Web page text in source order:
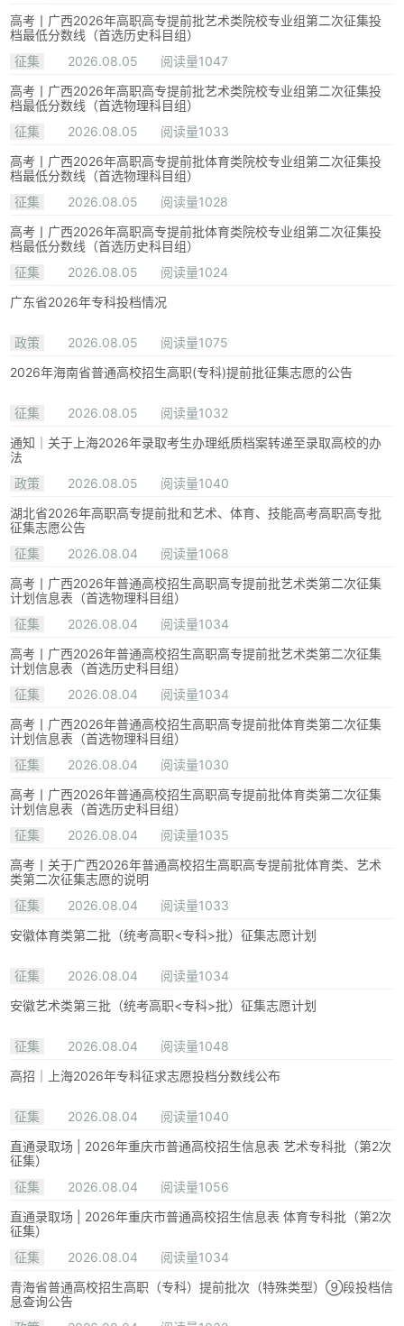
高考丨广西2026年高职高专提前批艺术类院校专业组第二次征集投
档最低分数线（首选历史科目组）
征集
2026.08.05
阅读量1047
高考丨广西2026年高职高专提前批艺术类院校专业组第二次征集投
档最低分数线（首选物理科目组）
征集
2026.08.05
阅读量1033
高考丨广西2026年高职高专提前批体育类院校专业组第二次征集投
档最低分数线（首选物理科目组）
征集
2026.08.05
阅读量1028
高考丨广西2026年高职高专提前批体育类院校专业组第二次征集投
档最低分数线（首选历史科目组）
征集
2026.08.05
阅读量1024
广东省2026年专科投档情况
政策 2026.08.05
阅读量1075
2026年海南省普通高校招生高职(专科)提前批征集志愿的公告
征集 2026.08.05
阅读量1032
通知｜关于上海2026年录取考生办理纸质档案转递至录取高校的办
法
政策
2026.08.05
阅读量1040
湖北省2026年高职高专提前批和艺术、体育、技能高考高职高专批
征集志愿公告
征集
2026.08.04
阅读量1068
高考丨广西2026年普通高校招生高职高专提前批艺术类第二次征集
计划信息表（首选物理科目组）
征集
2026.08.04
阅读量1034
高考丨广西2026年普通高校招生高职高专提前批艺术类第二次征集
计划信息表（首选历史科目组）
征集
2026.08.04
阅读量1034
高考丨广西2026年普通高校招生高职高专提前批体育类第二次征集
计划信息表（首选物理科目组）
征集
2026.08.04
阅读量1030
高考丨广西2026年普通高校招生高职高专提前批体育类第二次征集
计划信息表（首选历史科目组）
征集
2026.08.04
阅读量1035
高考丨关于广西2026年普通高校招生高职高专提前批体育类、艺术
类第二次征集志愿的说明
征集
2026.08.04
阅读量1033
安徽体育类第二批（统考高职<专科>批）征集志愿计划
征集 2026.08.04
阅读量1034
安徽艺术类第三批（统考高职<专科>批）征集志愿计划
征集 2026.08.04
阅读量1048
高招｜上海2026年专科征求志愿投档分数线公布
征集 2026.08.04
阅读量1040
直通录取场 | 2026年重庆市普通高校招生信息表 艺术专科批（第2次
征集）
征集
2026.08.04
阅读量1056
直通录取场 | 2026年重庆市普通高校招生信息表 体育专科批（第2次
征集）
征集
2026.08.04
阅读量1034
青海省普通高校招生高职（专科）提前批次（特殊类型）⑨段投档信
息查询公告